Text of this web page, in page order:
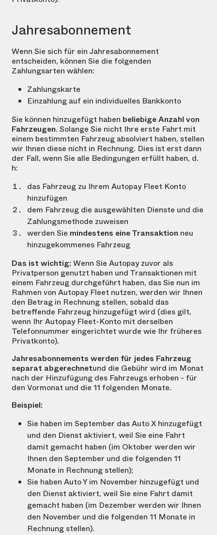
Jahresabonnement
Wenn Sie sich für ein Jahresabonnement
entscheiden, können Sie die folgenden
Zahlungsarten wählen:
Zahlungskarte
Einzahlung auf ein individuelles Bankkonto
Sie können hinzugefügt haben beliebige Anzahl von
Fahrzeugen. Solange Sie nicht Ihre erste Fahrt mit
einem bestimmten Fahrzeug absolviert haben, stellen
wir Ihnen diese nicht in Rechnung. Dies ist erst dann
der Fall, wenn Sie alle Bedingungen erfüllt haben, d.
h:
das Fahrzeug zu Ihrem Autopay Fleet Konto
hinzufügen
dem Fahrzeug die ausgewählten Dienste und die
Zahlungsmethode zuweisen
werden Sie mindestens eine Transaktion neu
hinzugekommenes Fahrzeug
Das ist wichtig: Wenn Sie Autopay zuvor als
Privatperson genutzt haben und Transaktionen mit
einem Fahrzeug durchgeführt haben, das Sie nun im
Rahmen von Autopay Fleet nutzen, werden wir Ihnen
den Betrag in Rechnung stellen, sobald das
betreffende Fahrzeug hinzugefügt wird (dies gilt,
wenn Ihr Autopay Fleet-Konto mit derselben
Telefonnummer eingerichtet wurde wie Ihr früheres
Privatkonto).
Jahresabonnements werden für jedes Fahrzeug
separat abgerechnetund die Gebühr wird im Monat
nach der Hinzufügung des Fahrzeugs erhoben - für
den Vormonat und die 11 folgenden Monate.
Beispiel:
Sie haben im September das Auto X hinzugefügt
und den Dienst aktiviert, weil Sie eine Fahrt
damit gemacht haben (im Oktober werden wir
Ihnen den September und die folgenden 11
Monate in Rechnung stellen);
Sie haben Auto Y im November hinzugefügt und
den Dienst aktiviert, weil Sie eine Fahrt damit
gemacht haben (im Dezember werden wir Ihnen
den November und die folgenden 11 Monate in
Rechnung stellen).